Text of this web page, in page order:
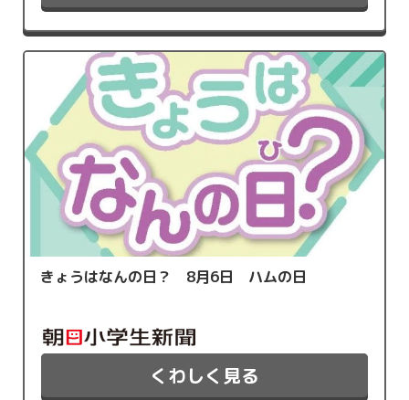
きょうはなんの日？ 8月6日 ハムの日
くわしく見る